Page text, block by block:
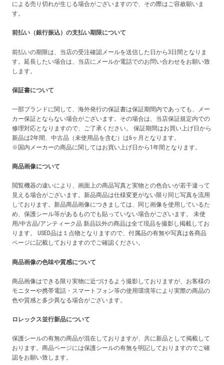
による売り切れが生じる場合がございますので、その際はご容赦願いま
す。
前払い（銀行振込）の支払い期限について
前払いの期限は、当店の受注確認メールを送信した日から3日間となりま
す。延長したい場合は、当店にメールか電話でのお問い合わせをお願い致
します。
保証書について
一部ブランドに関して、海外発行の保証書は保証期間内であっても、メー
カー保証とならない場合がございます。その場合は、当店保証規定内での
修理対応となりますので、ご了承ください。 保証期間はお買い上げ日から
新品は2年間、中古品（未使用品を含む）は6ヶ月となります。
※国内メーカーの商品に関してはお買い上げ日から1年間となります。
商品画像について
閲覧機器の違いにより、画面上の商品写真と実物との色合いが若干違って
見える場合がございます。新品商品は仕様変更がない限り同じ写真を流用
しております。新品商品画像につきましては、同じ画像を使用しているた
め、保護シール等があるものでも貼っていない場合がございます。 未使
用/中古品/アンティーク品 新品以外の商品は全て現品を撮影し掲載してお
ります。 USED品は１点物となりますので、付属品の有無や写真は各商品
ページに記載しておりますのでご確認ください。
商品画像の色味や質感について
商品画像はできる限り実物に近づけるよう撮影しておりますが、お客様の
モニターや携帯電話・スマートフォン等の使用環境等により実際の商品の
色や質感と多少異なる場合がございます。
ロレックス並行新品について
保護シールの有無の商品が混在しておりますが、共に新品として掲載して
おります。商品ページには保護シールの有無を明記しておりますのでご確
認をお願い致します。